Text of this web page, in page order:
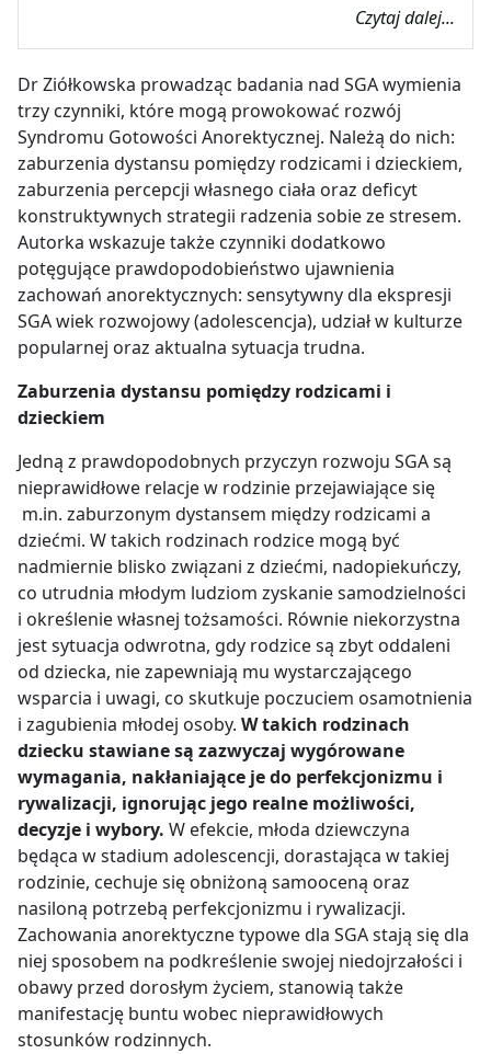
Czytaj dalej...
Dr Ziółkowska prowadząc badania nad SGA wymienia
trzy czynniki, które mogą prowokować rozwój
Syndromu Gotowości Anorektycznej. Należą do nich:
zaburzenia dystansu pomiędzy rodzicami i dzieckiem,
zaburzenia percepcji własnego ciała oraz deficyt
konstruktywnych strategii radzenia sobie ze stresem.
Autorka wskazuje także czynniki dodatkowo
potęgujące prawdopodobieństwo ujawnienia
zachowań anorektycznych: sensytywny dla ekspresji
SGA wiek rozwojowy (adolescencja), udział w kulturze
popularnej oraz aktualna sytuacja trudna.
Zaburzenia dystansu pomiędzy rodzicami i
dzieckiem
Jedną z prawdopodobnych przyczyn rozwoju SGA są
nieprawidłowe relacje w rodzinie przejawiające się
m.in. zaburzonym dystansem między rodzicami a
dziećmi. W takich rodzinach rodzice mogą być
nadmiernie blisko związani z dziećmi, nadopiekuńczy,
co utrudnia młodym ludziom zyskanie samodzielności
i określenie własnej tożsamości. Równie niekorzystna
jest sytuacja odwrotna, gdy rodzice są zbyt oddaleni
od dziecka, nie zapewniają mu wystarczającego
wsparcia i uwagi, co skutkuje poczuciem osamotnienia
i zagubienia młodej osoby. W takich rodzinach
dziecku stawiane są zazwyczaj wygórowane
wymagania, nakłaniające je do perfekcjonizmu i
rywalizacji, ignorując jego realne możliwości,
decyzje i wybory. W efekcie, młoda dziewczyna
będąca w stadium adolescencji, dorastająca w takiej
rodzinie, cechuje się obniżoną samooceną oraz
nasiloną potrzebą perfekcjonizmu i rywalizacji.
Zachowania anorektyczne typowe dla SGA stają się dla
niej sposobem na podkreślenie swojej niedojrzałości i
obawy przed dorosłym życiem, stanowią także
manifestację buntu wobec nieprawidłowych
stosunków rodzinnych.